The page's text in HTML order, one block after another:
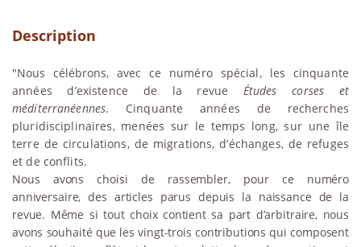
Description
"Nous célébrons, avec ce numéro spécial, les cinquante
années d’existence de la revue Études corses et
méditerranéennes. Cinquante années de recherches
pluridisciplinaires, menées sur le temps long, sur une île
terre de circulations, de migrations, d’échanges, de refuges
et de conflits.
Nous avons choisi de rassembler, pour ce numéro
anniversaire, des articles parus depuis la naissance de la
revue. Même si tout choix contient sa part d’arbitraire, nous
avons souhaité que les vingt-trois contributions qui composent